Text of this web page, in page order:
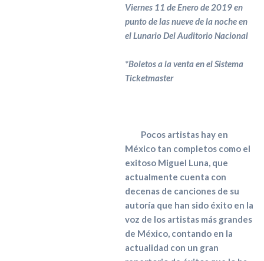
Viernes 11 de Enero de 2019 en
punto de las nueve de la noche en
el Lunario Del Auditorio Nacional
*Boletos a la venta en el Sistema
Ticketmaster
Pocos artistas hay en
México tan completos como el
exitoso Miguel Luna, que
actualmente cuenta con
decenas de canciones de su
autoría que han sido éxito en la
voz de los artistas más grandes
de México, contando en la
actualidad con un gran